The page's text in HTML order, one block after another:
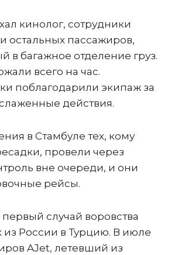
кинолог, сотрудники
остальных пассажиров,
в багажное отделение груз.
всего на час.
поблагодарили экипаж за
действия.
в Стамбуле тех, кому
провели через
вне очереди, и они
рейсы.
случай воровства
из России в Турцию. В июле
AJet, летевший из